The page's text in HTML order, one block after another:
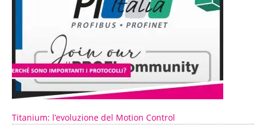
Titanium: l’evoluzione del Motion Control